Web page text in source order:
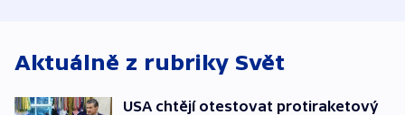
Aktuálně z rubriky Svět
USA chtějí otestovat protiraketový